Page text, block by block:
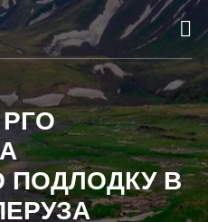
ПОДЛОДКУ В